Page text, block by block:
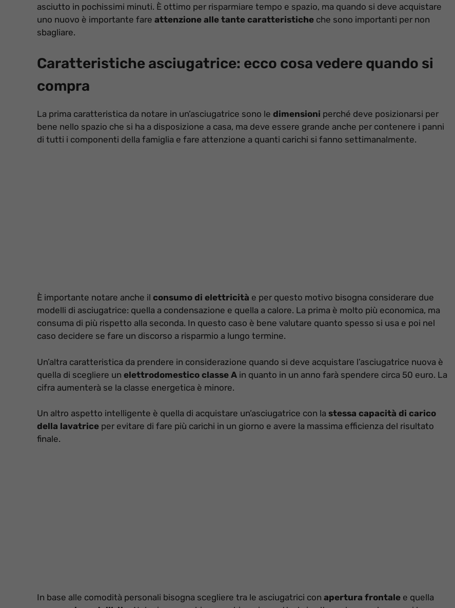
asciutto in pochissimi minuti. È ottimo per risparmiare tempo e spazio, ma quando si deve acquistare
uno nuovo è importante fare attenzione alle tante caratteristiche che sono importanti per non
sbagliare.
Caratteristiche asciugatrice: ecco cosa vedere quando si
compra
La prima caratteristica da notare in un’asciugatrice sono le dimensioni perché deve posizionarsi per
bene nello spazio che si ha a disposizione a casa, ma deve essere grande anche per contenere i panni
di tutti i componenti della famiglia e fare attenzione a quanti carichi si fanno settimanalmente.
È importante notare anche il consumo di elettricità e per questo motivo bisogna considerare due
modelli di asciugatrice: quella a condensazione e quella a calore. La prima è molto più economica, ma
consuma di più rispetto alla seconda. In questo caso è bene valutare quanto spesso si usa e poi nel
caso decidere se fare un discorso a risparmio a lungo termine.
Un’altra caratteristica da prendere in considerazione quando si deve acquistare l’asciugatrice nuova è
quella di scegliere un elettrodomestico classe A in quanto in un anno farà spendere circa 50 euro. La
cifra aumenterà se la classe energetica è minore.
Un altro aspetto intelligente è quella di acquistare un’asciugatrice con la stessa capacità di carico
della lavatrice per evitare di fare più carichi in un giorno e avere la massima efficienza del risultato
finale.
In base alle comodità personali bisogna scegliere tra le asciugatrici con apertura frontale e quella